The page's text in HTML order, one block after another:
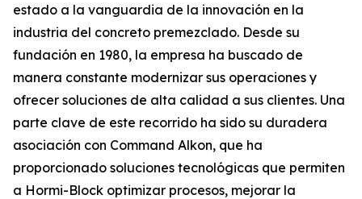
estado a la vanguardia de la innovación en la
industria del concreto premezclado. Desde su
fundación en 1980, la empresa ha buscado de
manera constante modernizar sus operaciones y
ofrecer soluciones de alta calidad a sus clientes. Una
parte clave de este recorrido ha sido su duradera
asociación con Command Alkon, que ha
proporcionado soluciones tecnológicas que permiten
a Hormi-Block optimizar procesos, mejorar la